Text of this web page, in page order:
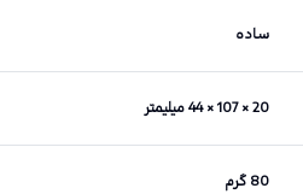
ساده
20 × 107 × 44 میلیمتر
80 گرم